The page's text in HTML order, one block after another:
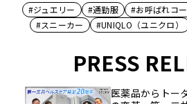
#ジュエリー #通勤服 #お呼ばれコ
#スニーカー
#UNIQLO（ユニクロ）
PRESS
医薬品からトー